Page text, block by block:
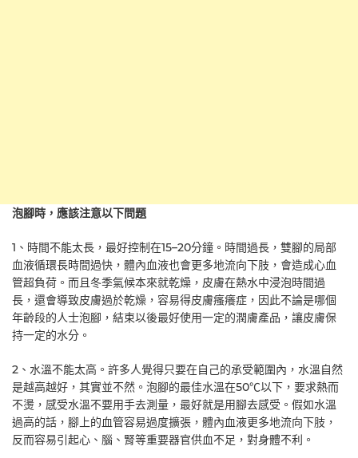
泡腳時，應該注意以下問題
1、時間不能太長，最好控制在15–20分鐘。時間過長，雙腳的局部
血液循環長時間過快，體內血液也會更多地流向下肢，會造成心血
管超負荷。而且冬季氣候本來就乾燥，皮膚在熱水中浸泡時間過
長，還會導致皮膚過於乾燥，容易得皮膚瘙癢症，因此不論是哪個
年齡段的人士泡腳，結束以後最好使用一定的潤膚產品，讓皮膚保
持一定的水分。
2、水溫不能太高。許多人覺得只要在自己的承受範圍內，水溫自然
是越高越好，其實並不然。泡腳的最佳水溫在50℃以下，要求熱而
不燙，感受水溫不要用手去測量，最好就是用腳去感受。假如水溫
過高的話，腳上的血管容易過度擴張，體內血液更多地流向下肢，
反而容易引起心、腦、腎等重要器官供血不足，對身體不利。